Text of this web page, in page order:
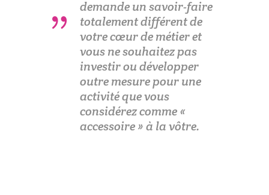
demande un savoir-faire
totalement différent de
votre cœur de métier et
vous ne souhaitez pas
investir ou développer
outre mesure pour une
activité que vous
considérez comme «
accessoire » à la vôtre.